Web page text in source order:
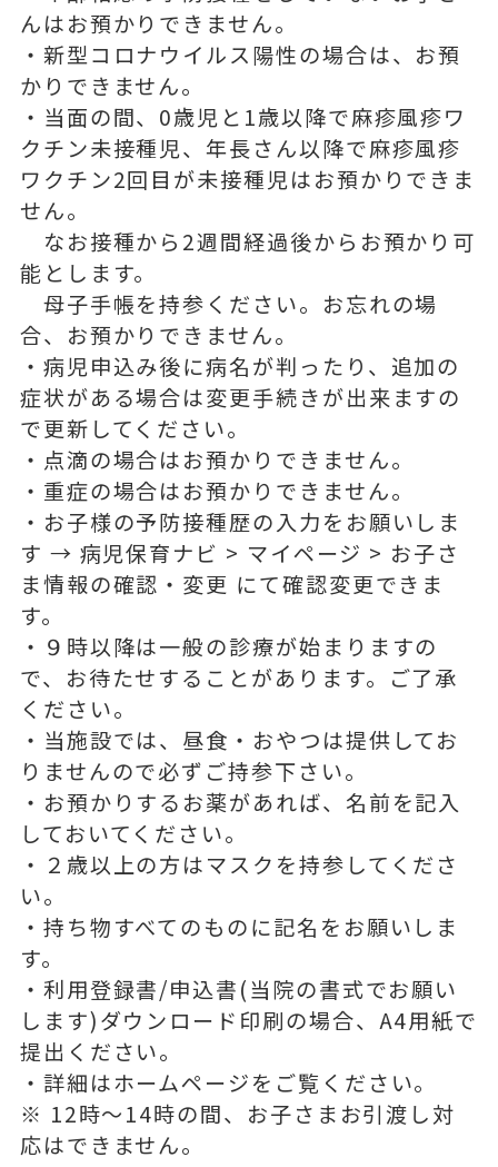
んはお預かりできません。
・新型コロナウイルス陽性の場合は、お預
かりできません。
・当面の間、0歳児と1歳以降で麻疹風疹ワ
クチン未接種児、年長さん以降で麻疹風疹
ワクチン2回目が未接種児はお預かりできま
せん。
なお接種から2週間経過後からお預かり可
能とします。
母子手帳を持参ください。お忘れの場
合、お預かりできません。
・病児申込み後に病名が判ったり、追加の
症状がある場合は変更手続きが出来ますの
で更新してください。
・点滴の場合はお預かりできません。
・重症の場合はお預かりできません。
・お子様の予防接種歴の入力をお願いしま
す → 病児保育ナビ > マイページ > お子さ
ま情報の確認・変更 にて確認変更できま
す。
・９時以降は一般の診療が始まりますの
で、お待たせすることがあります。ご了承
ください。
・当施設では、昼食・おやつは提供してお
りませんので必ずご持参下さい。
・お預かりするお薬があれば、名前を記入
しておいてください。
・２歳以上の方はマスクを持参してくださ
い。
・持ち物すべてのものに記名をお願いしま
す。
・利用登録書/申込書(当院の書式でお願い
します)ダウンロード印刷の場合、A4用紙で
提出ください。
・詳細はホームページをご覧ください。
※ 12時〜14時の間、お子さまお引渡し対
応はできません。